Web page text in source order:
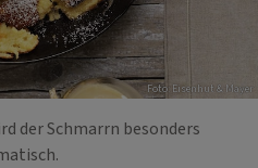
Foto: Eisenhut & Mayer
der Schmarrn besonders